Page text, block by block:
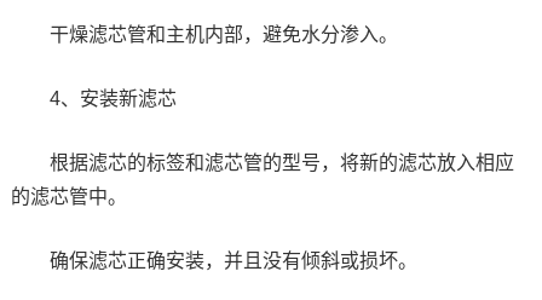
干燥滤芯管和主机内部，避免水分渗入。
4、安装新滤芯
根据滤芯的标签和滤芯管的型号，将新的滤芯放入相应
的滤芯管中。
确保滤芯正确安装，并且没有倾斜或损坏。